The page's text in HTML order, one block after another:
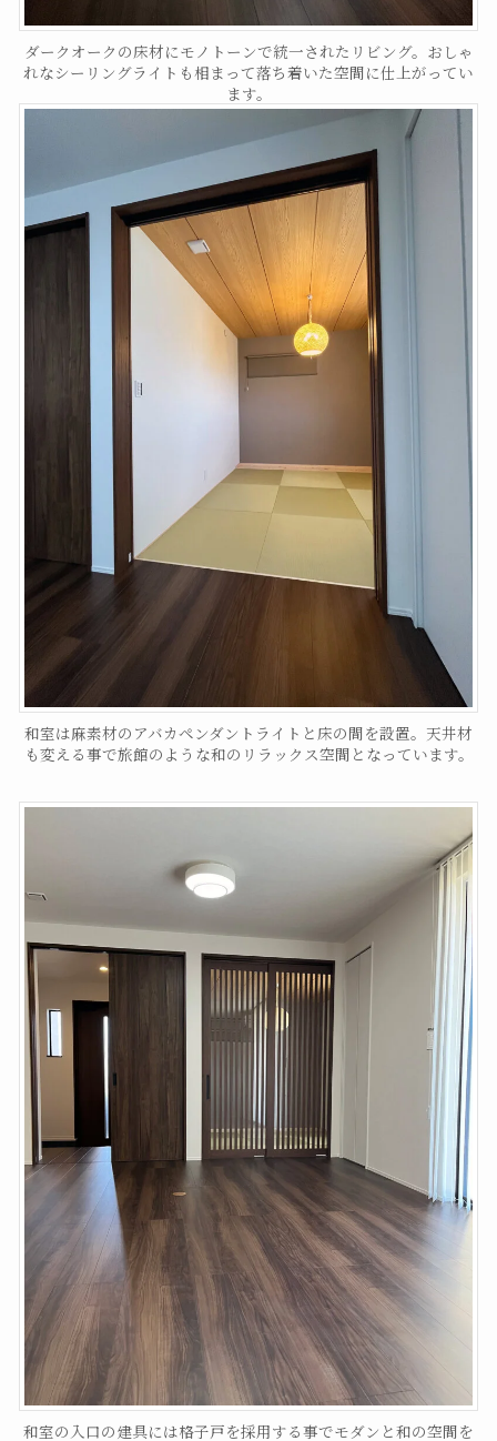
ダークオークの床材にモノトーンで統一されたリビング。おしゃ
れなシーリングライトも相まって落ち着いた空間に仕上がってい
ます。
和室は麻素材のアバカペンダントライトと床の間を設置。天井材
も変える事で旅館のような和のリラックス空間となっています。
和室の入口の建具には格子戸を採用する事でモダンと和の空間を